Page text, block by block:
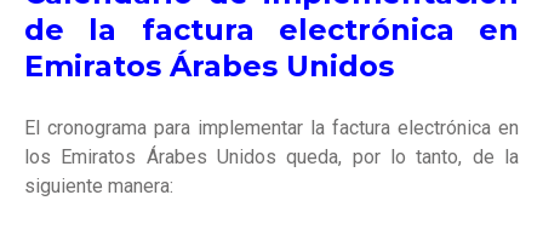
de la factura electrónica en
Emiratos Árabes Unidos
El cronograma para implementar la factura electrónica en
los Emiratos Árabes Unidos queda, por lo tanto, de la
siguiente manera: